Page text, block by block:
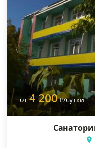
от4 200 Р/сутки